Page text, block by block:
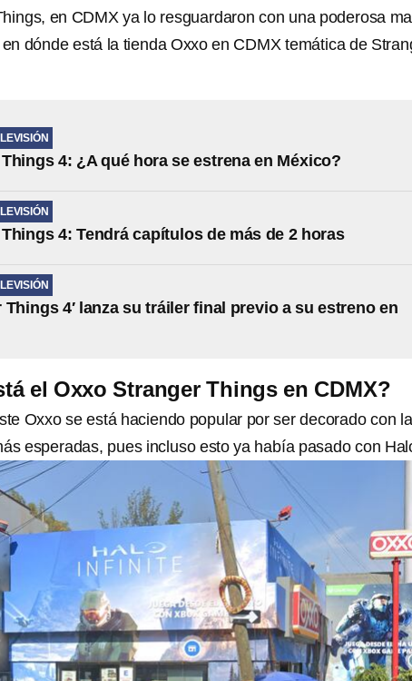
en CDMX ya lo resguardaron con una poderosa
dónde está la tienda Oxxo en CDMX temática de
4: ¿A qué hora se estrena en México?
4: Tendrá capítulos de más de 2 horas
Things 4′ lanza su tráiler final previo a su estreno en
el Oxxo Stranger Things en CDMX?
Oxxo se está haciendo popular por ser decorado con
esperadas, pues incluso esto ya había pasado con